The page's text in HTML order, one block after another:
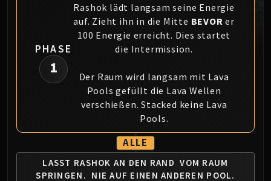
Elegon
Will of the Emperor
Imperial Vizier Zor'lok
Blade Lord Ta'yak
Garalon
Wind Lord Mel'jarak
Amber-Shaper Un'sok
Grand Empress Shek'zeer
Protectors of the Endless
Tsulong
Lei Shi
PHASE
1
Rashok lädt langsam seine Energie
auf. Zieht ihn in die Mitte BEVORer
100 Energie erreicht. Dies startet
die Intermission.
Der Raum wird langsam mit Lava
Pools gefüllt die Lava Wellen
verschießen. Stacked keine Lava
Pools.
ALLE
LASST RASHOK AN DEN RAND VOM RAUM
SPRINGEN. NIE AUF EINEN ANDEREN POOL.